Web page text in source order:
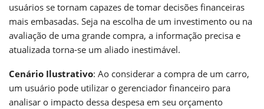
usuários se tornam capazes de tomar decisões financeiras
mais embasadas. Seja na escolha de um investimento ou na
avaliação de uma grande compra, a informação precisa e
atualizada torna-se um aliado inestimável.
Cenário Ilustrativo: Ao considerar a compra de um carro,
um usuário pode utilizar o gerenciador financeiro para
analisar o impacto dessa despesa em seu orçamento